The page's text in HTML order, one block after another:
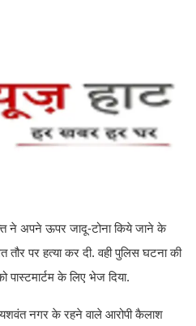
ने अपने ऊपर जादू-टोना किये जाने के
तौर पर हत्या कर दी. वही पुलिस घटना की
के लिए भेज दिया.
नगर के रहने वाले आरोपी कैलाश